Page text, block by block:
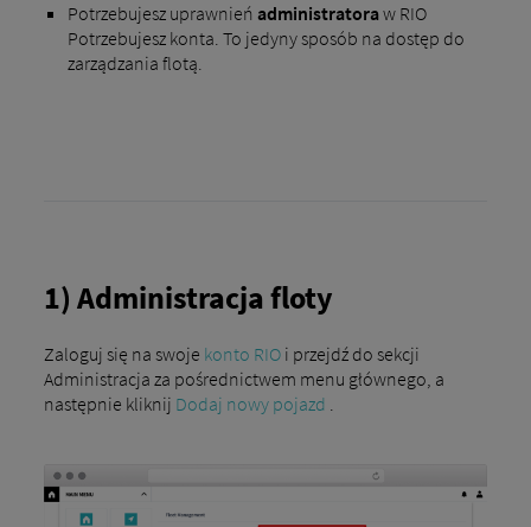
Potrzebujesz uprawnień administratoraw RIO
Potrzebujesz konta. To jedyny sposób na dostęp do
zarządzania flotą.
1) Administracja floty
Zaloguj się na swoje konto RIOi przejdź do sekcji
Administracja za pośrednictwem menu głównego, a
następnie kliknij Dodaj nowy pojazd .